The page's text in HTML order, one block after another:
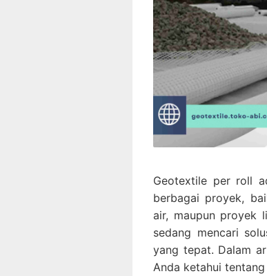
Geotextile per roll
berbagai proyek,
air, maupun proyek
sedang mencari
yang tepat. Dalam
Anda ketahui